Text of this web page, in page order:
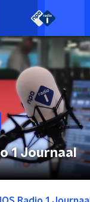
1 Journaal